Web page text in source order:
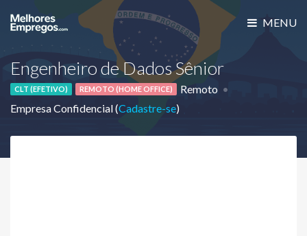
MENU
Engenheiro de Dados Sênior
CLT (EFETIVO) REMOTO (HOME OFFICE)
Remoto
Empresa Confidencial (Cadastre-se)